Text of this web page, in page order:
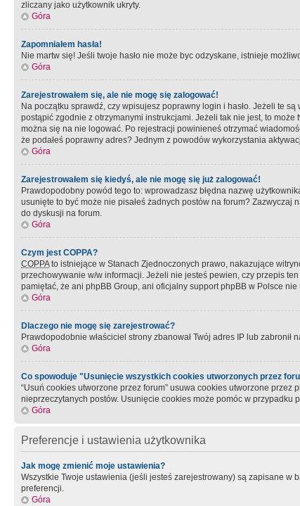
zliczany jako użytkownik ukryty.
Góra
Zapomniałem hasła!
Nie martw się! Jeśli twoje hasło nie może byc odzyskane, istnieje
Góra
Zarejestrowałem się, ale nie mogę się zalogować!
Na początku sprawdź, czy wpisujesz poprawny login i hasło. Jeżeli te
postąpić zgodnie z otrzymanymi instrukcjami. Jeżeli tak nie jest, to
można się na nie logować. Po rejestracji powinieneś otrzymać
że podałeś poprawny adres? Jednym z powodów wykorzystania
Góra
Zarejestrowałem się kiedyś, ale nie mogę się już zalogować!
Prawdopodobny powód tego to: wprowadzasz błędna nazwę
usunięte to być może nie pisałeś żadnych postów na forum?
do dyskusji na forum.
Góra
Czym jest COPPA?
COPPAto istniejące w Stanach Zjednoczonych prawo, nakazujące
przechowywanie w/w informacji. Jeżeli nie jesteś pewien, czy przepis
pamiętać, że ani phpBB Group, ani oficjalny support phpBB w Polsce
Góra
Dlaczego nie mogę się zarejestrować?
Prawdopodobnie właściciel strony zbanował Twój adres IP lub
Góra
Co spowoduje "Usunięcie wszystkich cookies utworzonych przez
“Usuń cookies utworzone przez forum” usuwa cookies utworzone
nieprzeczytanych postów. Usunięcie cookies może pomóc w
Góra
Preferencje i ustawienia użytkownika
Jak mogę zmienić moje ustawienia?
Wszystkie Twoje ustawienia (jeśli jesteś zarejestrowany) są zapisane w
preferencji.
Góra